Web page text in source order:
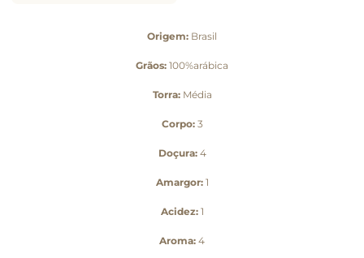
Origem: Brasil
Grãos: 100%arábica
Torra:Média
Corpo:3
Doçura:4
Amargor:1
Acidez:1
Aroma: 4